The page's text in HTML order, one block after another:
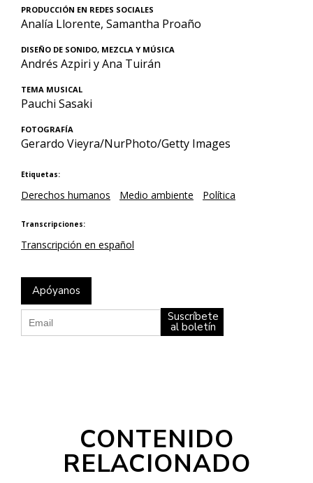
PRODUCCIÓN EN REDES SOCIALES
Analía Llorente, Samantha Proaño
DISEÑO DE SONIDO, MEZCLA Y MÚSICA
Andrés Azpiri y Ana Tuirán
TEMA MUSICAL
Pauchi Sasaki
FOTOGRAFÍA
Gerardo Vieyra/NurPhoto/Getty Images
Etiquetas:
Derechos humanos Medio ambiente Política
Transcripciones:
Transcripción en español
Apóyanos
Suscríbete
al boletín
CONTENIDO
RELACIONADO